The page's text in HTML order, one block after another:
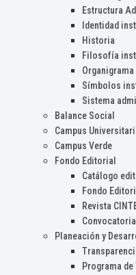
Estructura
Identidad
Historia
Filosofía
Organigrama
Símbolos
Sistema
Balance Social
Campus
Campus Verde
Fondo Editorial
Catálogo
Fondo
Revista
Planeación y
Programa